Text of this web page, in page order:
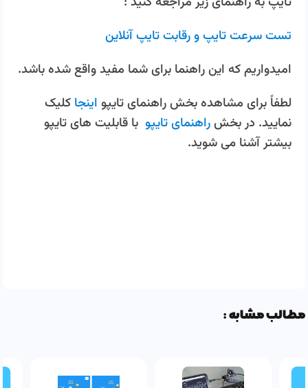
تست سرعت تایپ و رقابت تایپ آنلاین
امیدواریم که این راهنما برای شما مفید واقع شده باشد.
لطفاً برای مشاهده بخش راهنمای تایپو اینجا کلیک
نمایید. در بخشراهنمای تایپو با قابلیت های تایپو
بیشتر آشنا می شوید.
مطالب مشابه :